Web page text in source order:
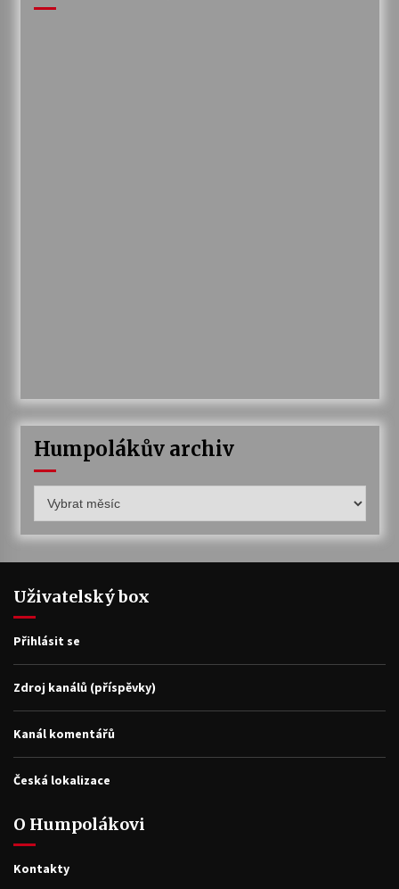
Humpolákův archiv
archiv
Uživatelský box
Přihlásit se
Zdroj kanálů (příspěvky)
Kanál komentářů
Česká lokalizace
O Humpolákovi
Kontakty